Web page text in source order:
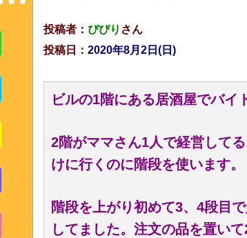
投稿者： ぴぴり さん
投稿日： 2020年8月2日(日)
ビルの1階にある居酒屋でバイ
2階がママさん1人で経営して
けに行くのに階段を使います。
階段を上がり初めて3、4段目
してました。注文の品を置い